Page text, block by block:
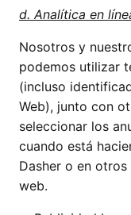
d. Analítica en
Nosotros y
podemos utilizar
(incluso
Web), junto con
seleccionar los
cuando está
Dasher o en
web.